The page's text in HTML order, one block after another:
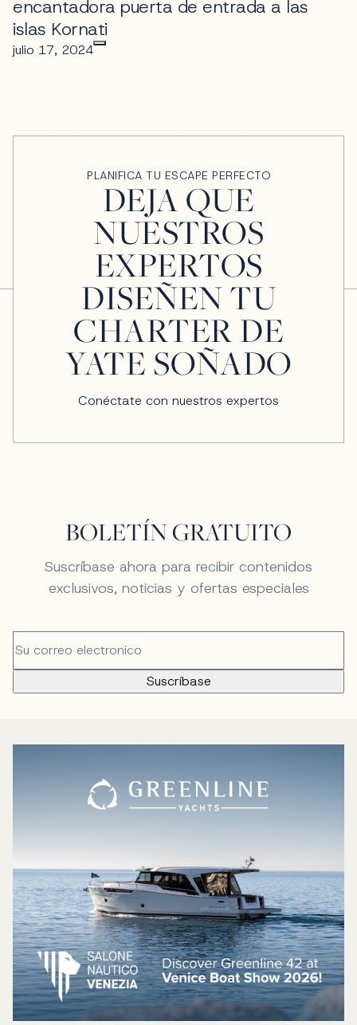
encantadora puerta de entrada a las
islas Kornati
julio 17, 2024
PLANIFICA TU ESCAPE PERFECTO
DEJA QUE
NUESTROS
EXPERTOS
DISEÑEN TU
CHARTER DE
YATE SOÑADO
Conéctate con nuestros expertos
BOLETÍN GRATUITO
Suscríbase ahora para recibir contenidos
exclusivos, noticias y ofertas especiales